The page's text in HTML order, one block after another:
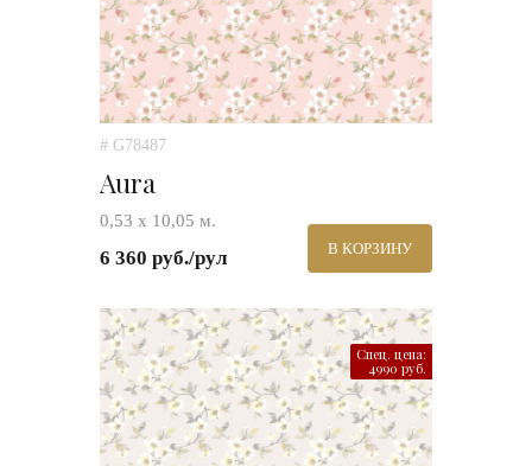
# G78487
Aura
0,53 х 10,05 м.
6 360 руб./рул В КОРЗИНУ
Спец. цена:
4990 руб.